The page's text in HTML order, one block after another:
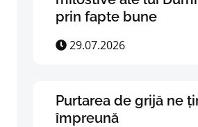
prin fapte bune
29.07.2026
Purtarea de grijă ne
împreună